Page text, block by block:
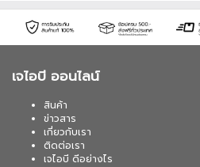
เจไอบี ออนไลน์
สินค้า
ข่าวสาร
เกี่ยวกับเรา
ติดต่อเรา
เจไอบี ดีอย่างไร